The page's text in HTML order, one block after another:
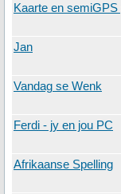
Kaarte en
Jan
Vandag se Wenk
Ferdi - jy en jou PC
Afrikaanse Spelling